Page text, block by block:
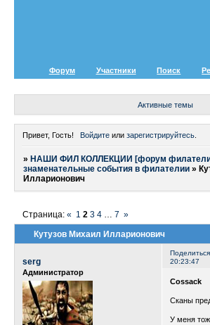
Форум Участники Поиск
Активные темы
Привет, Гость! Войдитеили зарегистрируйтесь.
» НАШИ ФИЛ КОЛЛЕКЦИИ [форум
знаменательные события в филателии »
Илларионович
Кутузов Михаил Илларионович
Страница:« 1 2 3 4 7 »
Поделиться
20:23:47
serg
Администратор
Cossack
Сканы
У меня